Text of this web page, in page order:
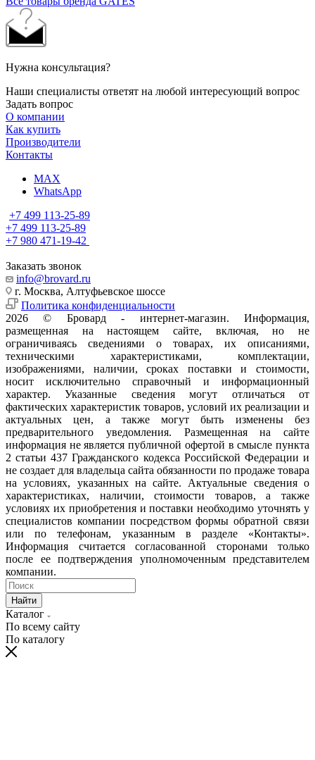
Нужна консультация?
Наши специалисты ответят на любой интересующий вопрос
Задать вопрос
О компании
Как купить
Производители
Контакты
MAX
WhatsApp
+7 499 113-25-89
+7 499 113-25-89
+7 980 471-19-42
Заказать звонок
info@brovard.ru
г. Москва, Алтуфьевское шоссе
Политика конфиденциальности
2026 © Бровард - интернет-магазин. Информация,
размещенная на настоящем сайте, включая, но не
ограничиваясь сведениями о товарах, их описаниями,
техническими характеристиками, комплектации,
изображениями, наличии, сроках поставки и стоимости,
носит исключительно справочный и информационный
характер. Указанные сведения могут отличаться от
фактических характеристик товаров, условий их реализации и
актуальных цен, а также могут быть изменены без
предварительного уведомления. Размещенная на сайте
информация не является публичной офертой в смысле пункта
2 статьи 437 Гражданского кодекса Российской Федерации и
не создает для владельца сайта обязанности по продаже товара
на условиях, указанных на сайте. Актуальные сведения о
характеристиках, наличии, стоимости товаров, а также
условиях их приобретения и поставки необходимо уточнять у
специалистов компании посредством формы обратной связи
или по телефонам, указанным в разделе «Контакты».
Информация считается согласованной сторонами только
после ее подтверждения уполномоченным представителем
компании.
Найти
Каталог
По всему сайту
По каталогу